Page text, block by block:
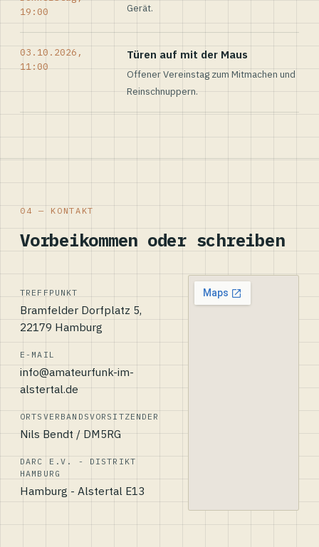
19:00
Gerät.
03.10.2026,
11:00
Türen auf mit der Maus
Offener Vereinstag zum Mitmachen und
Reinschnuppern.
04 — KONTAKT
Vorbeikommen oder schreiben
TREFFPUNKT
Bramfelder Dorfplatz 5,
22179 Hamburg
E-MAIL
info@amateurfunk-im-
alstertal.de
ORTSVERBANDSVORSITZENDER
Nils Bendt / DM5RG
DARC E.V. - DISTRIKT
HAMBURG
Hamburg - Alstertal E13